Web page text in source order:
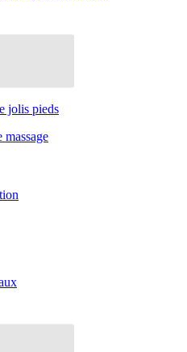
jolis pieds